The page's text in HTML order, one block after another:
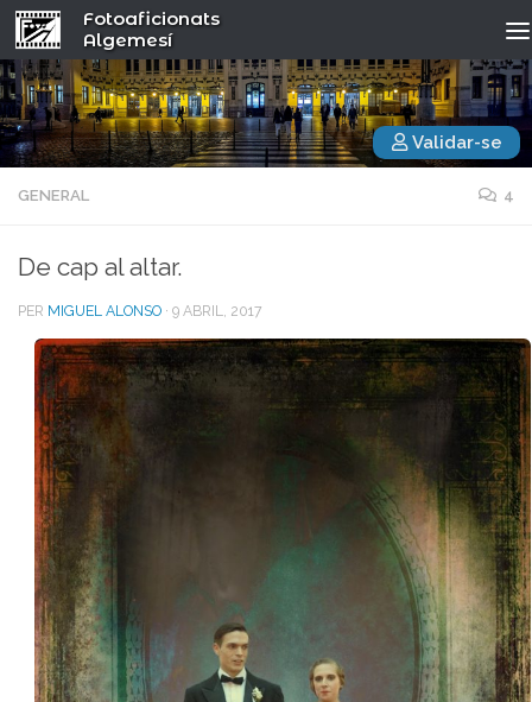
Fotoaficionats
Algemesí
Validar-se
GENERAL 4
De cap al altar.
PER MIGUEL ALONSO · 9 ABRIL, 2017